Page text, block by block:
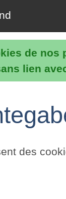
de nos
lien
des